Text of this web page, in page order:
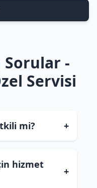
Sorular -
Servisi
mi? +
hizmet
+